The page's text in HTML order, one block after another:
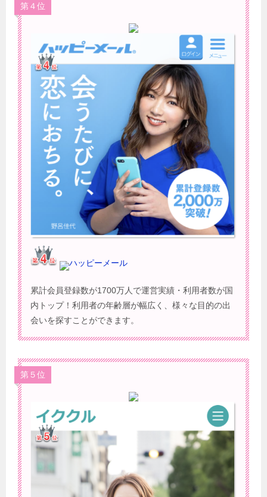
第４位
ハッピーメール
累計会員登録数が1700万人で運営実績・利用者数が国
内トップ！利用者の年齢層が幅広く、様々な目的の出
会いを探すことができます。
第５位